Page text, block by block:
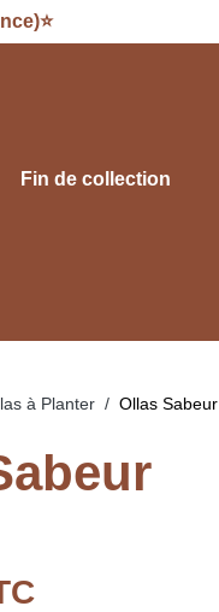
Fin de collection
à Planter Ollas Sabeur